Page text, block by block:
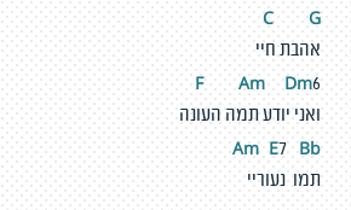
C G
אהבת חיי
F Am Dm6
ואני יודע תמה העונה
Am E7 Bb
תמו נעוריי